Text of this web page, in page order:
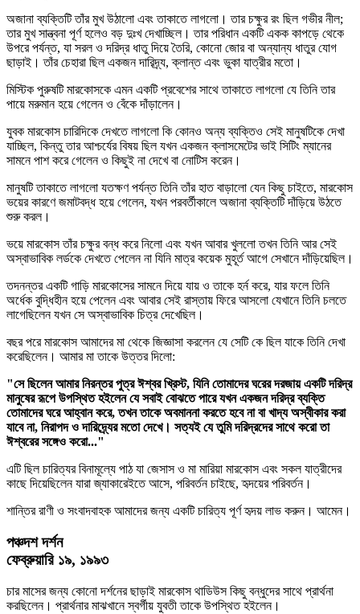
অজানা ব্যক্তিটি তাঁর মুখ উঠালো এবং তাকাতে লাগলো। তার চক্ষুর রং ছিল গভীর নীল;
তার মুখ সান্ত্বনা পূর্ণ হলেও বড় দুঃখ দেখাচ্ছিল। তার পরিধান একটি একক কাপড়ে থেকে
উপরে পর্যন্ত, যা সরল ও দরিদ্র ধাতু দিয়ে তৈরি, কোনো জোর বা অন্যান্য ধাতুর যোগ
ছাড়াই। তাঁর চেহারা ছিল একজন দারিদ্র্য, ক্লান্ত এবং ভুকা যাত্রীর মতো।
মিস্টিক পুরুষটি মারকোসকে এমন একটি প্রবেশের সাথে তাকাতে লাগলো যে তিনি তার
পায়ে মরুমান হয়ে গেলেন ও বেঁকে দাঁড়ালেন।
যুবক মারকোস চারিদিকে দেখতে লাগলো কি কোনও অন্য ব্যক্তিও সেই মানুষটিকে দেখা
যাচ্ছিল, কিন্তু তার আশ্চর্যের বিষয় ছিল যখন একজন ক্লাসমেটের ভাই সিটিং ম্যানের
সামনে পাশ করে গেলেন ও কিছুই না দেখে বা নোটিস করেন।
মানুষটি তাকাতে লাগলো যতক্ষণ পর্যন্ত তিনি তাঁর হাত বাড়ালো যেন কিছু চাইতে, মারকোস
ভয়ের কারণে জমাটবদ্ধ হয়ে গেলেন, যখন পরবর্তীকালে অজানা ব্যক্তিটি দাঁড়িয়ে উঠতে
শুরু করল।
ভয়ে মারকোস তাঁর চক্ষুর বন্ধ করে নিলো এবং যখন আবার খুললো তখন তিনি আর সেই
অস্বাভাবিক লর্ডকে দেখতে পেলেন না যিনি মাত্র কয়েক মুহূর্ত আগে সেখানে দাঁড়িয়েছিল।
তদনন্তর একটি গাড়ি মারকোসের সামনে দিয়ে যায় ও তাকে হর্ন করে, যার ফলে তিনি
অর্ধেক বুদ্ধিহীন হয়ে পেলেন এবং আবার সেই রাস্তায় ফিরে আসলো যেখানে তিনি চলতে
লাগেছিলেন যখন সে অস্বাভাবিক চিত্র দেখেছিল।
বছর পরে মারকোস আমাদের মা থেকে জিজ্ঞাসা করলেন যে সেটি কে ছিল যাকে তিনি দেখা
করেছিলেন। আমার মা তাকে উত্তর দিলো:
"সে ছিলেন আমার নিরন্তর পুত্র ঈশ্বর খ্রিস্ট, যিনি তোমাদের ঘরের দরজায় একটি দরিদ্র
মানুষের রূপে উপস্থিত হইলেন যে সবাই বোঝতে পারে যখন একজন দরিদ্র ব্যক্তি
তোমাদের ঘরে আহ্বান করে, তখন তাকে অবমাননা করতে হবে না বা খাদ্য অস্বীকার করা
যাবে না, নিরাপদ ও দারিদ্র্যের মতো দেখে। সত্যই যে তুমি দরিদ্রদের সাথে করো তা
ঈশ্বরের সঙ্গেও করো..."
এটি ছিল চারিত্যর বিনামূল্যে পাঠ যা জেসাস ও মা মারিয়া মারকোস এবং সকল যাত্রীদের
কাছে দিয়েছিলেন যারা জ্যাকারেইতে আসে, পরিবর্তন চাইছে, হৃদয়ের পরিবর্তন।
শান্তির রাণী ও সংবাদবাহক আমাদের জন্য একটি চারিত্য পূর্ণ হৃদয় লাভ করুন। আমেন।
পঞ্চদশ দর্শন
ফেব্রুয়ারি ১৯, ১৯৯৩
চার মাসের জন্য কোনো দর্শনের ছাড়াই মারকোস থাডিউস কিছু বন্ধুদের সাথে প্রার্থনা
করছিলেন। প্রার্থনার মাঝখানে স্বর্গীয় যুবতী তাকে উপস্থিত হইলেন।